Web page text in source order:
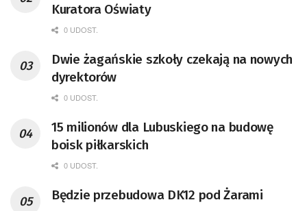
Kuratora Oświaty
0 UDOST.
Dwie żagańskie szkoły czekają na nowych
dyrektorów
0 UDOST.
15 milionów dla Lubuskiego na budowę
boisk piłkarskich
0 UDOST.
Będzie przebudowa DK12 pod Żarami